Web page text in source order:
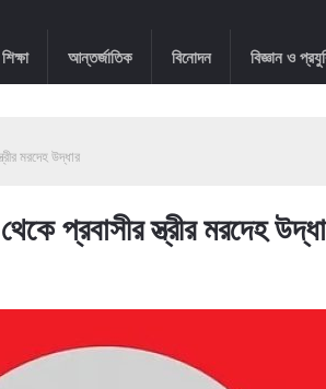
শিক্ষা আন্তর্জাতিক বিনোদন বিজ্ঞান ও
মরদেহ উদ্ধার
প্রবাসীর স্ত্রীর মরদেহ